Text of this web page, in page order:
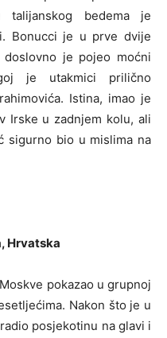
talijanskog bedema je
Bonucci je u prve dvije
doslovno je pojeo moćni
je utakmici prilično
Istina, imao je
Irske u zadnjem kolu, ali
sigurno bio u mislima na
Hrvatska
pokazao u grupnoj
Nakon što je u
posjekotinu na glavi i